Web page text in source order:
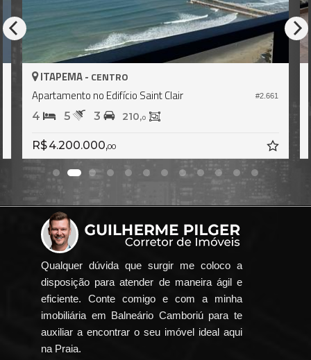
#2.661
ITAPEMA -
Cobertura no Edifício Saint Clair
4 5 5
R$ 13.990.000,
Qualquer dúvida que surgir me coloco a
disposição para atender de maneira ágil e
eficiente. Conte comigo e com a minha
imobiliária em Balneário Camboriú para te
auxiliar a encontrar o seu imóvel ideal aqui
na Praia.